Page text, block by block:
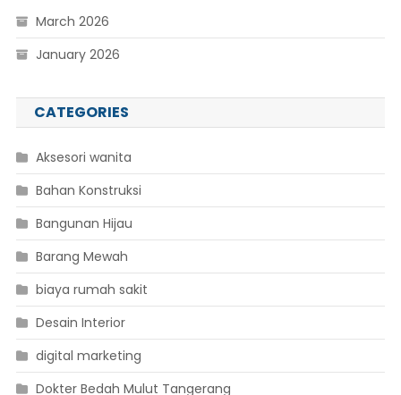
March 2026
January 2026
CATEGORIES
Aksesori wanita
Bahan Konstruksi
Bangunan Hijau
Barang Mewah
biaya rumah sakit
Desain Interior
digital marketing
Dokter Bedah Mulut Tangerang